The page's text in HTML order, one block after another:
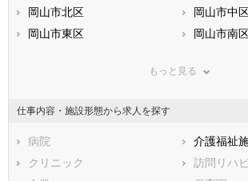
滋賀県
兵庫県
山口県
福岡県
佐賀県
熊本県
鹿児島県
岡山市北区
岡山市中
岡山市東区
岡山市南
津山市
井原市
高梁市
新見市
備前市
瀬戸内市
もっと見る
仕事内容・施設形態から求人を探す
病院
介護福祉
クリニック
訪問リハ